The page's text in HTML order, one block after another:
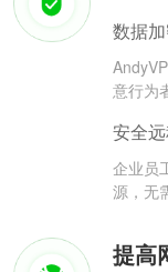
数据
意行为
安全
企业员
源，无
提高